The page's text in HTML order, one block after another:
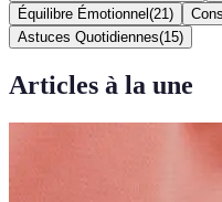
Équilibre Émotionnel (21 )
Astuces Quotidiennes(15)
Articles à la une